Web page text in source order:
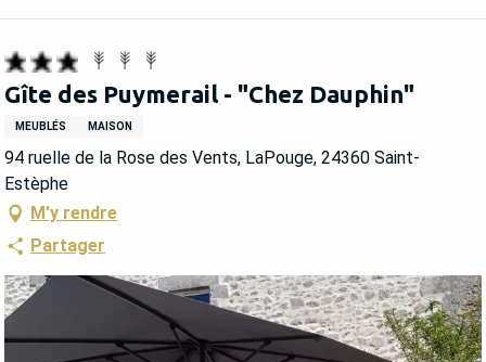
Gîte des Puymerail - "Chez Dauphin"
MEUBLÉS MAISON
94 ruelle de la Rose des Vents, LaPouge, 24360 Saint-
Estèphe
M'y rendre
Partager